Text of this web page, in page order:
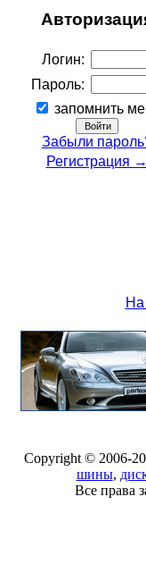
Логин:
Пароль:
запомнить
Забыли
Регистрация →
На
Copyright © 2006-
шины,
Все права